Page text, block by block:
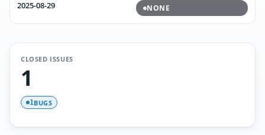
2025-08-29
NONE
CLOSED ISSUES
1
1BUGS